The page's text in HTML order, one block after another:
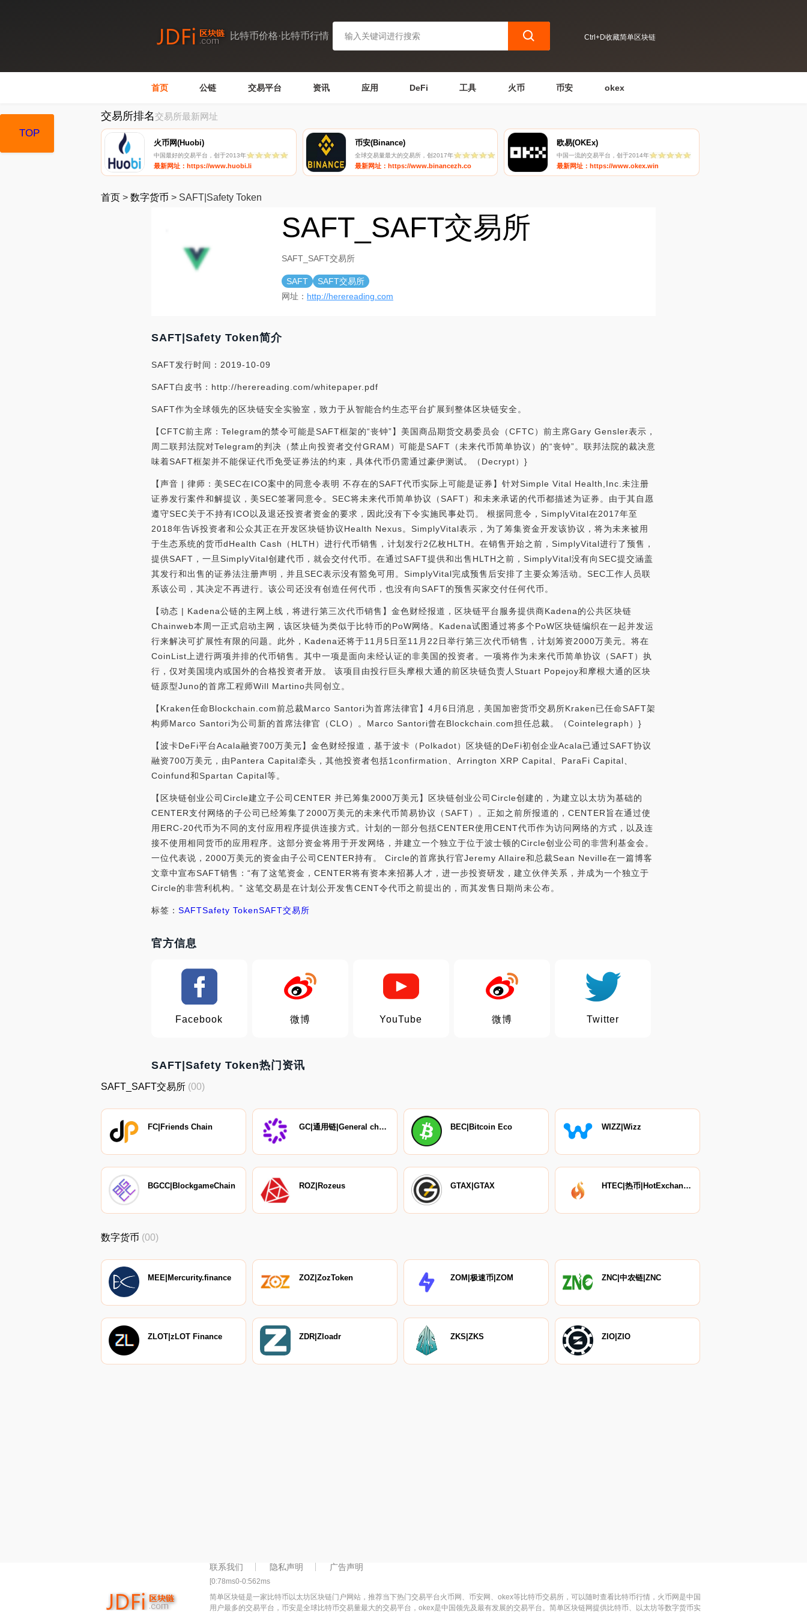
比特币价格·比特币行情 Ctrl+D收藏简单区块链
首页 公链 交易平台 资讯 应用 DeFi 工具 火币 币安 okex
交易所排名交易所最新网址
火币网(Huobi)
中国最好的交易平台，创于2013年
最新网址：https://www.huobi.li
币安(Binance)
全球交易量最大的交易所，创2017年
最新网址：https://www.binancezh.co
欧易(OKEx)
中国一流的交易平台，创于2014年
最新网址：https://www.okex.win
首页 > 数字货币 > SAFT|Safety Token
SAFT_SAFT交易所
SAFT_SAFT交易所
SAFT
SAFT交易所
网址： http://herereading.com
SAFT|Safety Token简介
SAFT发行时间：2019-10-09
SAFT白皮书：http://herereading.com/whitepaper.pdf
SAFT作为全球领先的区块链安全实验室，致力于从智能合约生态平台扩展到整体区块链安全。
【CFTC前主席：Telegram的禁令可能是SAFT框架的“丧钟”】美国商品期货交易委员会（CFTC）前主席Gary Gensler表示，
周二联邦法院对Telegram的判决（禁止向投资者交付GRAM）可能是SAFT（未来代币简单协议）的“丧钟”。联邦法院的裁决意
味着SAFT框架并不能保证代币免受证券法的约束，具体代币仍需通过豪伊测试。（Decrypt）}
【声音 | 律师：美SEC在ICO案中的同意令表明 不存在的SAFT代币实际上可能是证券】针对Simple Vital Health,Inc.未注册
证券发行案件和解提议，美SEC签署同意令。SEC将未来代币简单协议（SAFT）和未来承诺的代币都描述为证券。由于其自愿
遵守SEC关于不持有ICO以及退还投资者资金的要求，因此没有下令实施民事处罚。 根据同意令，SimplyVital在2017年至
2018年告诉投资者和公众其正在开发区块链协议Health Nexus。SimplyVital表示，为了筹集资金开发该协议，将为未来被用
于生态系统的货币dHealth Cash（HLTH）进行代币销售，计划发行2亿枚HLTH。在销售开始之前，SimplyVital进行了预售，
提供SAFT，一旦SimplyVital创建代币，就会交付代币。在通过SAFT提供和出售HLTH之前，SimplyVital没有向SEC提交涵盖
其发行和出售的证券法注册声明，并且SEC表示没有豁免可用。SimplyVital完成预售后安排了主要众筹活动。SEC工作人员联
系该公司，其决定不再进行。该公司还没有创造任何代币，也没有向SAFT的预售买家交付任何代币。
【动态 | Kadena公链的主网上线，将进行第三次代币销售】金色财经报道，区块链平台服务提供商Kadena的公共区块链
Chainweb本周一正式启动主网，该区块链为类似于比特币的PoW网络。Kadena试图通过将多个PoW区块链编织在一起并发运
行来解决可扩展性有限的问题。此外，Kadena还将于11月5日至11月22日举行第三次代币销售，计划筹资2000万美元。将在
CoinList上进行两项并排的代币销售。其中一项是面向未经认证的非美国的投资者。一项将作为未来代币简单协议（SAFT）执
行，仅对美国境内或国外的合格投资者开放。 该项目由投行巨头摩根大通的前区块链负责人Stuart Popejoy和摩根大通的区块
链原型Juno的首席工程师Will Martino共同创立。
【Kraken任命Blockchain.com前总裁Marco Santori为首席法律官】4月6日消息，美国加密货币交易所Kraken已任命SAFT架
构师Marco Santori为公司新的首席法律官（CLO）。Marco Santori曾在Blockchain.com担任总裁。（Cointelegraph）}
【波卡DeFi平台Acala融资700万美元】金色财经报道，基于波卡（Polkadot）区块链的DeFi初创企业Acala已通过SAFT协议
融资700万美元，由Pantera Capital牵头，其他投资者包括1confirmation、Arrington XRP Capital、ParaFi Capital、
Coinfund和Spartan Capital等。
【区块链创业公司Circle建立子公司CENTER 并已筹集2000万美元】区块链创业公司Circle创建的，为建立以太坊为基础的
CENTER支付网络的子公司已经筹集了2000万美元的未来代币简易协议（SAFT）。正如之前所报道的，CENTER旨在通过使
用ERC-20代币为不同的支付应用程序提供连接方式。计划的一部分包括CENTER使用CENT代币作为访问网络的方式，以及连
接不使用相同货币的应用程序。这部分资金将用于开发网络，并建立一个独立于位于波士顿的Circle创业公司的非营利基金会。
一位代表说，2000万美元的资金由子公司CENTER持有。 Circle的首席执行官Jeremy Allaire和总裁Sean Neville在一篇博客
文章中宣布SAFT销售：“有了这笔资金，CENTER将有资本来招募人才，进一步投资研发，建立伙伴关系，并成为一个独立于
Circle的非营利机构。” 这笔交易是在计划公开发售CENT令代币之前提出的，而其发售日期尚未公布。
标签： SAFTSafety TokenSAFT交易所
官方信息
Facebook 微博 YouTube 微博 Twitter
SAFT|Safety Token热门资讯
TOP
SAFT_SAFT交易所 (00)
FC|Friends Chain GC|通用链|General chain BEC|Bitcoin Eco WIZZ|Wizz
BGCC|BlockgameChain ROZ|Rozeus GTAX|GTAX HTEC|热币|HotExchangeCoin
TOP
数字货币 (00)
MEE|Mercurity.finance ZOZ|ZozToken ZOM|极速币|ZOM ZNC|中农链|ZNC
ZLOT|zLOT Finance ZDR|Zloadr ZKS|ZKS ZIO|ZIO
联系我们 隐私声明 广告声明
[0:78ms0-0:562ms
简单区块链是一家比特币以太坊区块链门户网站，推荐当下热门交易平台火币网、币安网、okex等比特币交易所，可以随时查看比特币行情，火币网是中国
用户最多的交易平台，币安是全球比特币交易量最大的交易平台，okex是中国领先及最有发展的交易平台。简单区块链网提供比特币、以太坊等数字货币实